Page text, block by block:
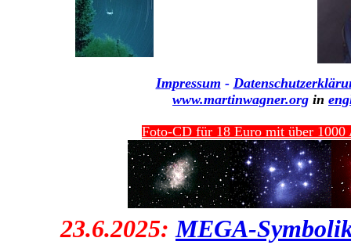
Impressum -
www.martinwagner.org in
Foto-CD für 18 Euro mit über
23.6.2025: MEGA-